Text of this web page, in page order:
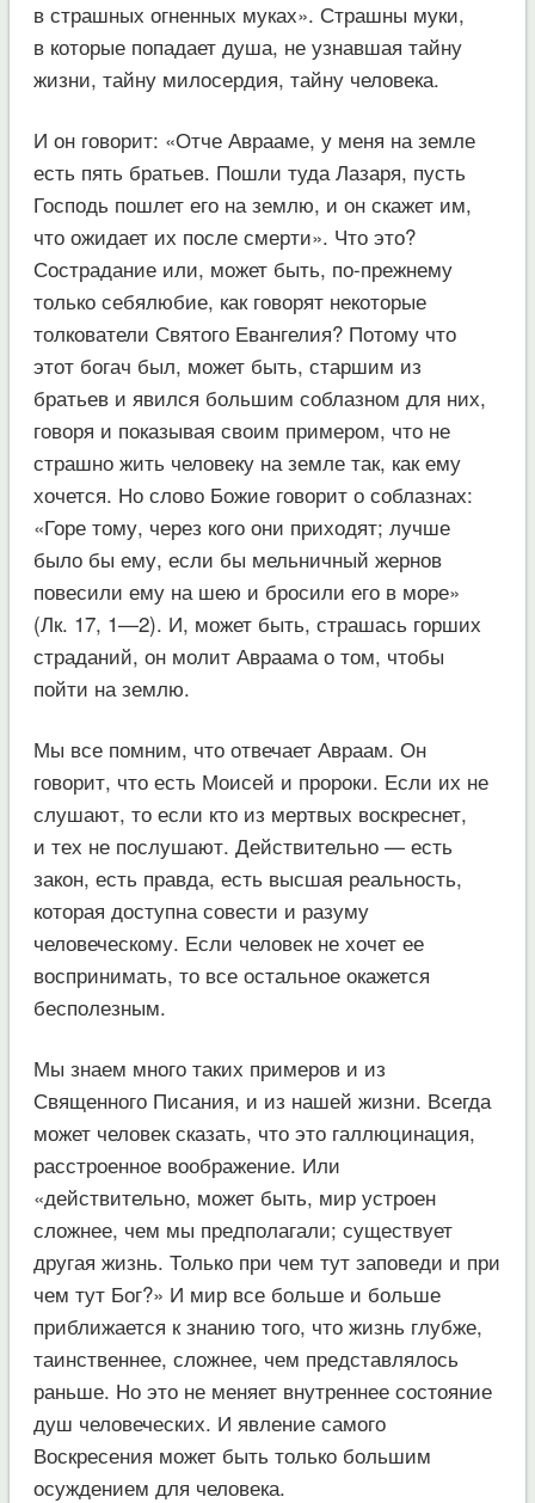
в страшных огненных муках». Страшны муки,
в которые попадает душа, не узнавшая тайну
жизни, тайну милосердия, тайну человека.
И он говорит: «Отче Аврааме, у меня на земле
есть пять братьев. Пошли туда Лазаря, пусть
Господь пошлет его на землю, и он скажет им,
что ожидает их после смерти». Что это?
Сострадание или, может быть, по-прежнему
только себялюбие, как говорят некоторые
толкователи Святого Евангелия? Потому что
этот богач был, может быть, старшим из
братьев и явился большим соблазном для них,
говоря и показывая своим примером, что не
страшно жить человеку на земле так, как ему
хочется. Но слово Божие говорит о соблазнах:
«Горе тому, через кого они приходят; лучше
было бы ему, если бы мельничный жернов
повесили ему на шею и бросили его в море»
(Лк. 17, 1—2). И, может быть, страшась горших
страданий, он молит Авраама о том, чтобы
пойти на землю.
Мы все помним, что отвечает Авраам. Он
говорит, что есть Моисей и пророки. Если их не
слушают, то если кто из мертвых воскреснет,
и тех не послушают. Действительно — есть
закон, есть правда, есть высшая реальность,
которая доступна совести и разуму
человеческому. Если человек не хочет ее
воспринимать, то все остальное окажется
бесполезным.
Мы знаем много таких примеров и из
Священного Писания, и из нашей жизни. Всегда
может человек сказать, что это галлюцинация,
расстроенное воображение. Или
«действительно, может быть, мир устроен
сложнее, чем мы предполагали; существует
другая жизнь. Только при чем тут заповеди и при
чем тут Бог?» И мир все больше и больше
приближается к знанию того, что жизнь глубже,
таинственнее, сложнее, чем представлялось
раньше. Но это не меняет внутреннее состояние
душ человеческих. И явление самого
Воскресения может быть только большим
осуждением для человека.